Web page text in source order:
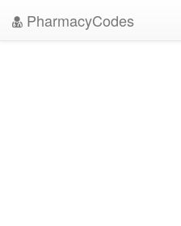
PharmacyCodes